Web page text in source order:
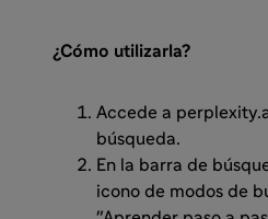
¿Cómo utilizarla?
Accede a
búsqueda.
En la barra de
icono de modos de